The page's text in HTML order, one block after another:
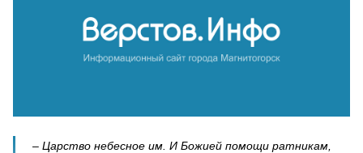
– Царство небесное им. И Божией помощи ратникам,